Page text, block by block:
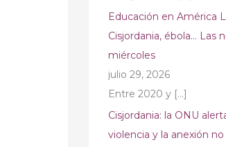
Educación en América
Cisjordania, ébola… Las
miércoles
julio 29, 2026
Entre 2020 y […]
Cisjordania: la ONU
violencia y la anexión